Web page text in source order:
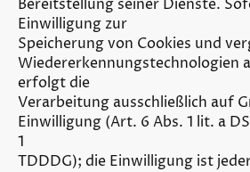
Bereitstellung seiner Dienste.
Einwilligung zur
Speicherung von Cookies und
Wiedererkennungstechnologien
erfolgt die
Verarbeitung ausschließlich auf
Einwilligung (Art. 6 Abs. 1 lit. a
1
TDDDG); die Einwilligung ist